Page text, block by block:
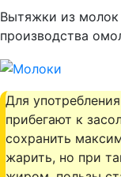
Вытяжки из молок
производства
Для
прибегают к
сохранить
жарить, но при